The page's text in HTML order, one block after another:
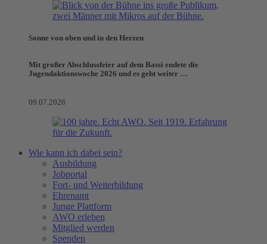
Sonne von oben und in den Herzen
Mit großer Abschlussfeier auf dem Bassi endete die
Jugendaktionswoche 2026 und es geht weiter …
09.07.2026
Wie kann ich dabei sein?
Ausbildung
Jobportal
Fort- und Weiterbildung
Ehrenamt
Junge Plattform
AWO erleben
Mitglied werden
Spenden